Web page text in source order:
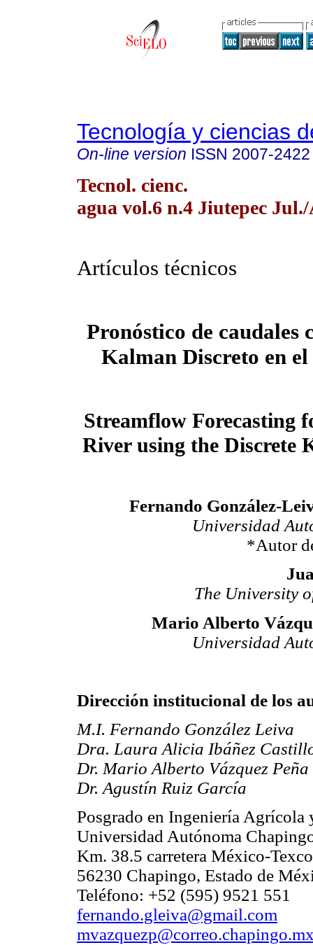
Tecnología y ciencias
On-line version ISSN 2007-2422
Tecnol. cienc.
agua vol.6 n.4 Jiutepec
Artículos técnicos
Pronóstico de caudales
Kalman Discreto en
Streamflow Forecasting
River using the Discrete
Fernando González-
Universidad
*Autor
The University
Mario Alberto
Universidad
Dirección institucional de los
M.I. Fernando González Leiva
Dra. Laura Alicia Ibáñez
Dr. Mario Alberto Vázquez Peña
Dr. Agustín Ruiz García
Posgrado en Ingeniería Agrícola
Universidad Autónoma
Km. 38.5 carretera México-
56230 Chapingo, Estado de
Teléfono: +52 (595) 9521 551
fernando.gleiva@gmail.com